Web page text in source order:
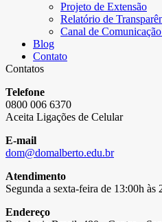
Projeto de Extensão
Relatório de
Canal de
Blog
Contato
Contatos
Telefone
0800 006 6370
Aceita Ligações de Celular
E-mail
dom@domalberto.edu.br
Atendimento
Segunda a sexta-feira de 13:00h às
Endereço